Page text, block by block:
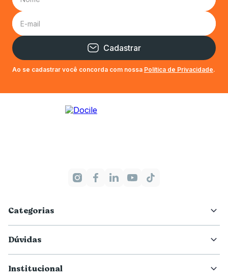
Cadastrar
Ao se cadastrar você concorda com nossa Política de Privacidade.
Categorias
Dúvidas
Institucional